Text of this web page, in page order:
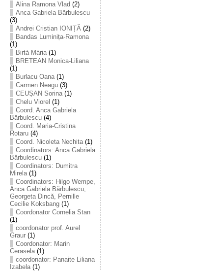
Alina Ramona Vlad (2)
Anca Gabriela Bărbulescu
(3)
Andrei Cristian IONIȚĂ(2)
Bandas Luminița-Ramona
(1)
Birtá Mária(1)
BRETEAN Monica-Liliana
(1)
Burlacu Oana(1)
Carmen Neagu(3)
CEUȘAN Sorina(1)
Chelu Viorel (1)
Coord. Anca Gabriela
Bărbulescu(4)
Coord. Maria-Cristina
Rotaru(4)
Coord. Nicoleta Nechita(1)
Coordinators: Anca Gabriela
Bărbulescu(1)
Coordinators: Dumitra
Mirela(1)
Coordinators: Hilgo Wempe,
Anca Gabriela Bărbulescu,
Georgeta Dincă, Pernille
Cecilie Koksbang(1)
Coordonator Cornelia Stan
(1)
coordonator prof. Aurel
Graur(1)
Coordonator: Marin
Cerasela(1)
coordonator: Panaite Liliana
Izabela(1)